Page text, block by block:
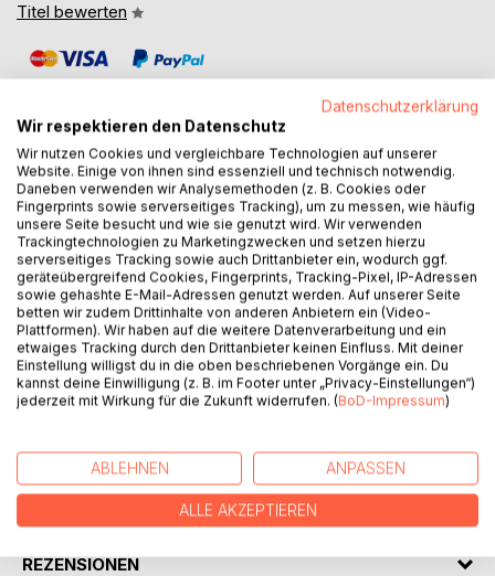
Titel bewerten
BESCHREIBUNG
Chris Brunner, a jung man, mid-twenties, was born on the
planet called Gobeithio. He decides to go through the
training necessary for a inter-galactic flight to Earth. On the
aM-Sphere, a futuristic space-craft, he meets a young
women named Michelle. They find out that they booked
the same flight back and decide to stay in contact with
each other, but things don't work out as planned...
AUTOR/IN
REZENSIONEN
Datenschutzerklärung
Wir respektieren den Datenschutz
Wir nutzen Cookies und vergleichbare Technologien auf unserer
Website. Einige von ihnen sind essenziell und technisch notwendig.
Daneben verwenden wir Analysemethoden (z. B. Cookies oder
Fingerprints sowie serverseitiges Tracking), um zu messen, wie häufig
unsere Seite besucht und wie sie genutzt wird. Wir verwenden
Trackingtechnologien zu Marketingzwecken und setzen hierzu
serverseitiges Tracking sowie auch Drittanbieter ein, wodurch ggf.
geräteübergreifend Cookies, Fingerprints, Tracking-Pixel, IP-Adressen
sowie gehashte E-Mail-Adressen genutzt werden. Auf unserer Seite
betten wir zudem Drittinhalte von anderen Anbietern ein (Video-
Plattformen). Wir haben auf die weitere Datenverarbeitung und ein
etwaiges Tracking durch den Drittanbieter keinen Einfluss. Mit deiner
Einstellung willigst du in die oben beschriebenen Vorgänge ein. Du
kannst deine Einwilligung (z. B. im Footer unter „Privacy-Einstellungen“)
jederzeit mit Wirkung für die Zukunft widerrufen. (BoD-Impressum)
ABLEHNEN ANPASSEN
ALLE AKZEPTIEREN